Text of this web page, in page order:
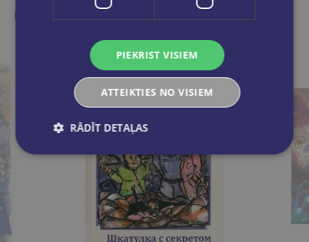
Ieskaties, varbūt noder
PIEKRIST VISIEM
ATTEIKTIES NO VISIEM
RĀDĪT DETAĻAS